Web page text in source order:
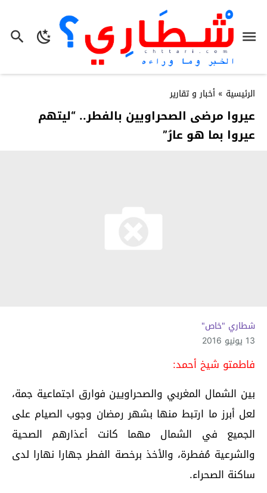
الرئيسية » أخبار و تقارير
عيروا مرضى الصحراويين بالفطر.. “ليتهم
عيروا بما هو عارُ”
شطاري "خاص"
13 يونيو 2016
فاطمتو شيخ أحمد:
بين الشمال المغربي والصحراويين فوارق اجتماعية جمة،
لعل أبرز ما ارتبط منها بشهر رمضان وجوب الصيام على
الجميع في الشمال مهما كانت أعذارهم الصحية
والشرعية مُفطرة، والأخذ برخصة الفطر جهارا نهارا لدى
ساكنة الصحراء.